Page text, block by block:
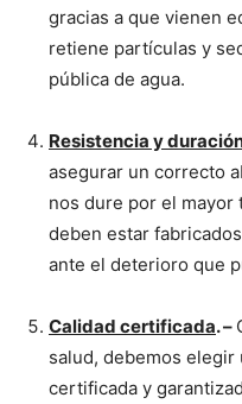
gracias a que vienen
retiene partículas y
pública de agua.
Resistencia y
asegurar un correcto
nos dure por el mayor
deben estar
ante el deterioro que
Calidad certificada. –
salud, debemos
certificada y